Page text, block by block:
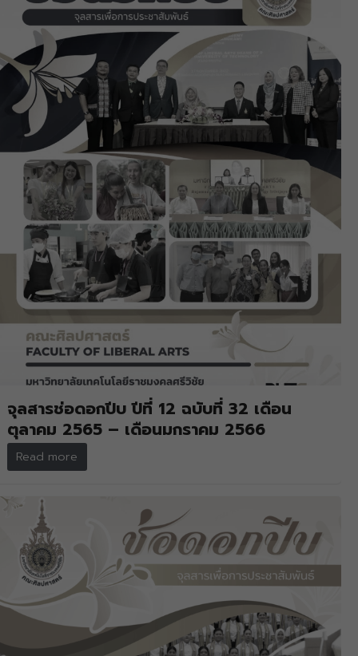
จุลสารช่อดอกปีบ ปีที่ 12 ฉบับที่ 32 เดือน
ตุลาคม 2565 – เดือนมกราคม 2566
Read more